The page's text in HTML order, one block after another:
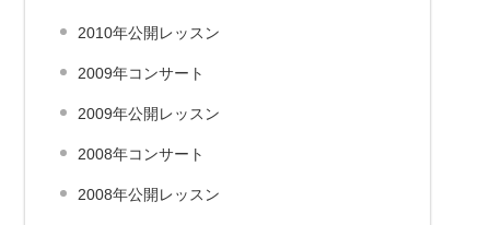
2010年公開レッスン
2009年コンサート
2009年公開レッスン
2008年コンサート
2008年公開レッスン